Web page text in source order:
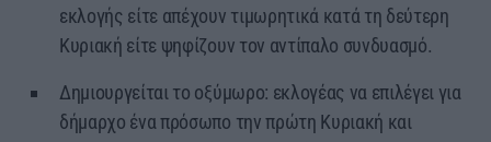
εκλογής είτε απέχουν τιμωρητικά κατά τη δεύτερη
Κυριακή είτε ψηφίζουν τον αντίπαλο συνδυασμό.
Δημιουργείται το οξύμωρο: εκλογέας να επιλέγει για
δήμαρχο ένα πρόσωπο την πρώτη Κυριακή και